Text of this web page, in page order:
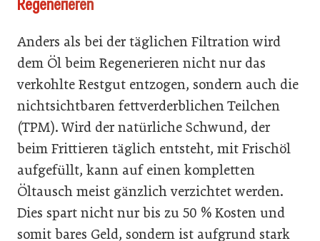
Anders als bei der täglichen Filtration wird
dem Öl beim Regenerieren nicht nur das
verkohlte Restgut entzogen, sondern auch die
nichtsichtbaren fettverderblichen Teilchen
(TPM). Wird der natürliche Schwund, der
beim Frittieren täglich entsteht, mit Frischöl
aufgefüllt, kann auf einen kompletten
Öltausch meist gänzlich verzichtet werden.
Dies spart nicht nur bis zu 50 % Kosten und
somit bares Geld, sondern ist aufgrund stark